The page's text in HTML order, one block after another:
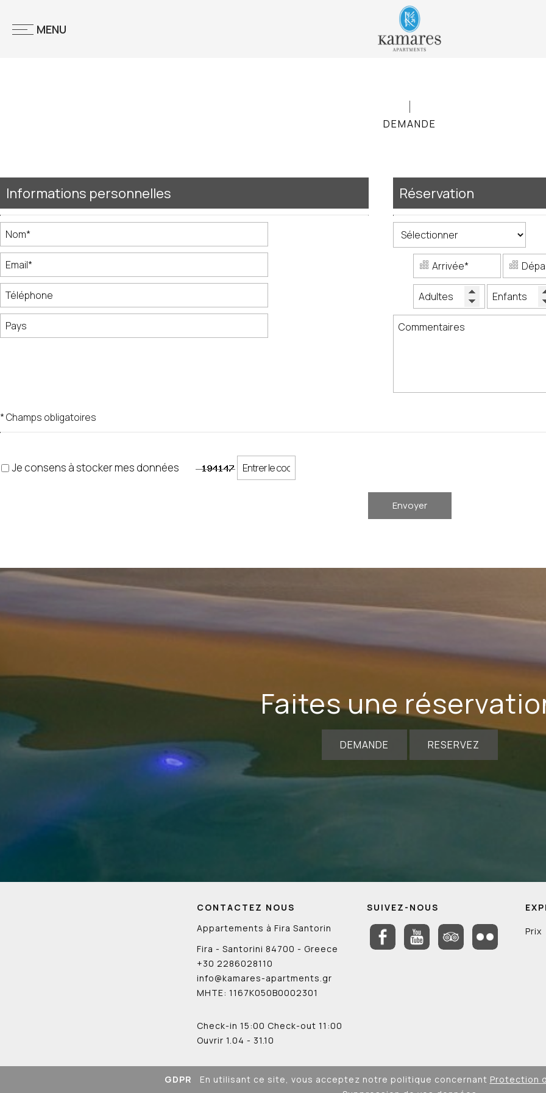
MENU
DEMANDE
Informations personnelles Réservation
* Champs obligatoires
Je consens à stocker mes données
Envoyer
Faites une
DEMANDE RESERVEZ
CONTACTEZ NOUS
Appartements à Fira Santorin
Fira - Santorini 84700 - Greece
+30 2286028110
info@kamares-apartments.gr
ΜΗΤΕ: 1167K050B0002301
Check-in 15:00 Check-out 11:00
Ouvrir 1.04 - 31.10
SUIVEZ-NOUS
Prix
GDPR En utilisant ce site, vous acceptez notre politique concernant Protection